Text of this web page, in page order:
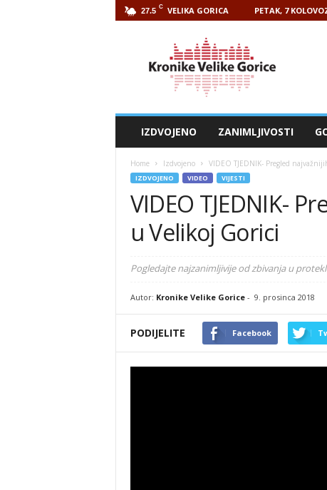
27.5 C VELIKA GORICA PETAK, 7
IZDVOJENO ZANIMLJIVOSTI
Home Izdvojeno VIDEO TJEDNIK- Pregled
IZDVOJENO VIDEO VIJESTI
VIDEO TJEDNIK-
u Velikoj Gorici
Pogledajte najzanimljivije od zbivanja u
Autor: Kronike Velike Gorice- 9. prosinca 2018
PODIJELITE Facebook